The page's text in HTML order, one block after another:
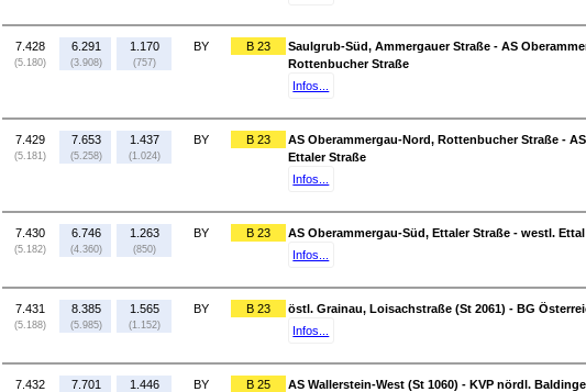
7.428
(5.180)
6.291
(3.908)
1.170
(757)
BY B 23
Saulgrub-Süd, Ammergauer Straße - AS
Rottenbucher Straße
Infos...
7.429
(5.181)
7.653
(5.258)
1.437
(1.024)
BY B 23
AS Oberammergau-Nord, Rottenbucher Straße -
Ettaler Straße
Infos...
7.430
(5.182)
6.746
(4.360)
1.263
(850)
BY B 23
AS Oberammergau-Süd, Ettaler Straße - westl. Ettal
Infos...
7.431
(5.188)
8.385
(5.985)
1.565
(1.152)
BY B 23
östl. Grainau, Loisachstraße (St 2061) - BG
Infos...
7.432 7.701 1.446 BY B 25
AS Wallerstein-West (St 1060) - KVP nördl.